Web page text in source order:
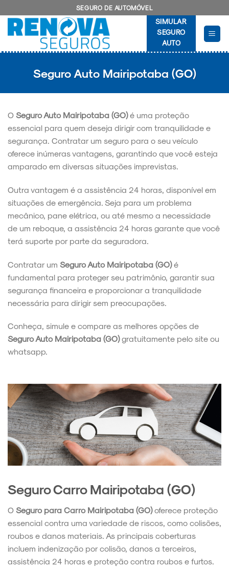
to
content
SEGURO DE AUTOMÓVEL
SIMULAR
SEGURO
AUTO
Seguro Auto Mairipotaba (GO)
O Seguro Auto Mairipotaba (GO)é uma proteção
essencial para quem deseja dirigir com tranquilidade e
segurança. Contratar um seguro para o seu veículo
oferece inúmeras vantagens, garantindo que você esteja
amparado em diversas situações imprevistas.
Outra vantagem é a assistência 24 horas, disponível em
situações de emergência. Seja para um problema
mecânico, pane elétrica, ou até mesmo a necessidade
de um reboque, a assistência 24 horas garante que você
terá suporte por parte da seguradora.
Contratar um Seguro Auto Mairipotaba (GO)é
fundamental para proteger seu patrimônio, garantir sua
segurança financeira e proporcionar a tranquilidade
necessária para dirigir sem preocupações.
Conheça, simule e compare as melhores opções de
Seguro Auto Mairipotaba (GO)gratuitamente pelo site ou
whatsapp.
Seguro Carro Mairipotaba (GO)
O Seguro para Carro Mairipotaba (GO)oferece proteção
essencial contra uma variedade de riscos, como colisões,
roubos e danos materiais. As principais coberturas
incluem indenização por colisão, danos a terceiros,
assistência 24 horas e proteção contra roubos e furtos.